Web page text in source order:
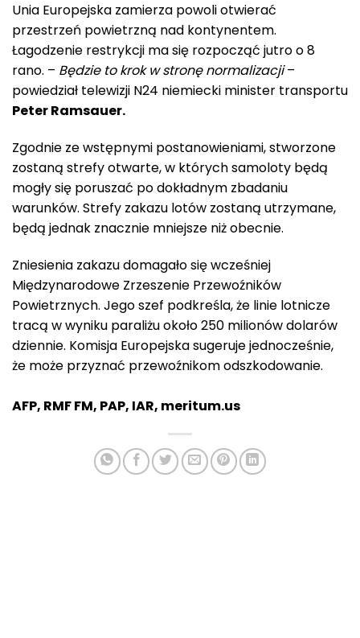
Unia Europejska zamierza powoli otwierać
przestrzeń powietrzną nad kontynentem.
Łagodzenie restrykcji ma się rozpocząć jutro o 8
rano. – Będzie to krok w stronę normalizacji–
powiedział telewizji N24 niemiecki minister transportu
Peter Ramsauer.
Zgodnie ze wstępnymi postanowieniami, stworzone
zostaną strefy otwarte, w których samoloty będą
mogły się poruszać po dokładnym zbadaniu
warunków. Strefy zakazu lotów zostaną utrzymane,
będą jednak znacznie mniejsze niż obecnie.
Zniesienia zakazu domagało się wcześniej
Międzynarodowe Zrzeszenie Przewoźników
Powietrznych. Jego szef podkreśla, że linie lotnicze
tracą w wyniku paraliżu około 250 milionów dolarów
dziennie. Komisja Europejska sugeruje jednocześnie,
że może przyznać przewoźnikom odszkodowanie.
AFP, RMF FM, PAP, IAR, meritum.us